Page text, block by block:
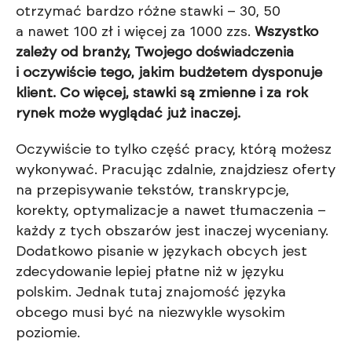
otrzymać bardzo różne stawki – 30, 50
a nawet 100 zł i więcej za 1000 zzs. Wszystko
zależy od branży, Twojego doświadczenia
i oczywiście tego, jakim budżetem dysponuje
klient. Co więcej, stawki są zmienne i za rok
rynek może wyglądać już inaczej.
Oczywiście to tylko część pracy, którą możesz
wykonywać. Pracując zdalnie, znajdziesz oferty
na przepisywanie tekstów, transkrypcje,
korekty, optymalizacje a nawet tłumaczenia –
każdy z tych obszarów jest inaczej wyceniany.
Dodatkowo pisanie w językach obcych jest
zdecydowanie lepiej płatne niż w języku
polskim. Jednak tutaj znajomość języka
obcego musi być na niezwykle wysokim
poziomie.